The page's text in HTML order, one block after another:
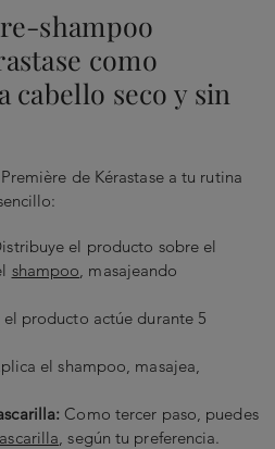
shampoo
como
seco y sin
de Kérastase a tu rutina
el producto sobre el
shampoo , masajeando
producto actúe durante 5
el shampoo, masajea,
Como tercer paso, puedes
, según tu preferencia.